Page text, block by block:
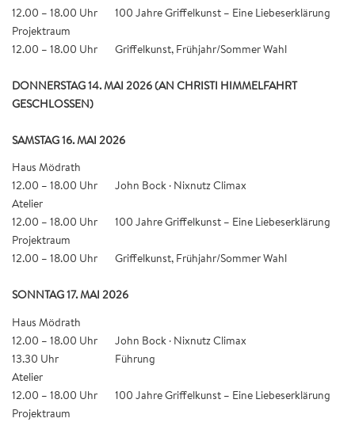
12.00 – 18.00 Uhr
100 Jahre Griffelkunst – Eine Liebeserklärung
Projektraum
12.00 – 18.00 Uhr
Griffelkunst, Frühjahr/Sommer Wahl
DONNERSTAG 14. MAI 2026 (AN CHRISTI HIMMELFAHRT
GESCHLOSSEN)
SAMSTAG 16. MAI 2026
Haus Mödrath
12.00 – 18.00 Uhr
John Bock · Nixnutz Climax
Atelier
12.00 – 18.00 Uhr
100 Jahre Griffelkunst – Eine Liebeserklärung
Projektraum
12.00 – 18.00 Uhr
Griffelkunst, Frühjahr/Sommer Wahl
SONNTAG 17. MAI 2026
Haus Mödrath
12.00 – 18.00 Uhr
John Bock · Nixnutz Climax
13.30 Uhr
Führung
Atelier
12.00 – 18.00 Uhr
100 Jahre Griffelkunst – Eine Liebeserklärung
Projektraum